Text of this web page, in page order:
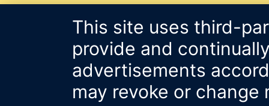
This site uses third-
provide and
advertisements
may revoke or